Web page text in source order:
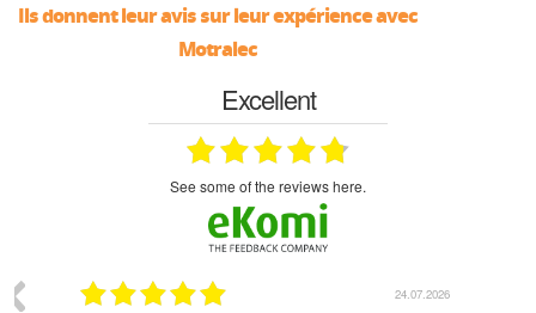
Ils donnent leur avis sur leur expérience avec
Motralec
Excellent
see some of the reviews here.
24.07.2026